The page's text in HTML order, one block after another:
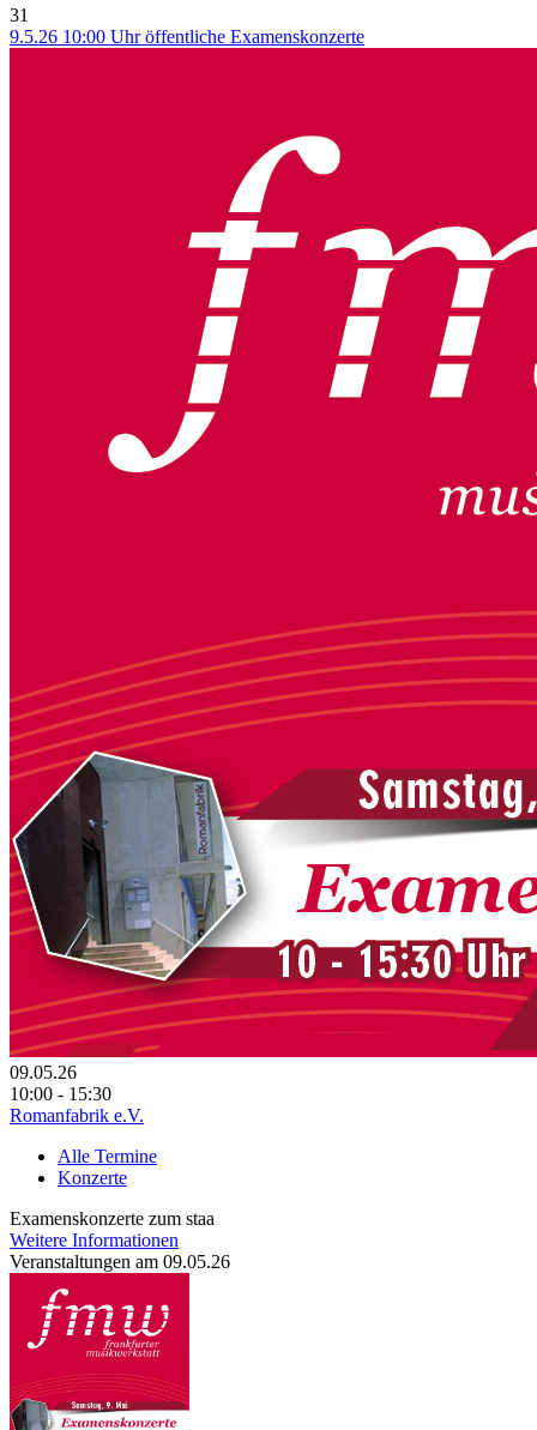
31
9.5.26 10:00 Uhr öffentliche Examenskonzerte
09.05.26
10:00 - 15:30
Romanfabrik e.V.
Alle Termine
Konzerte
Examenskonzerte zum staa
Weitere Informationen
Veranstaltungen am 09.05.26